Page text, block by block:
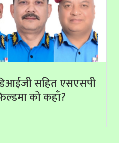
सहित एसएसपी
को कहाँ?